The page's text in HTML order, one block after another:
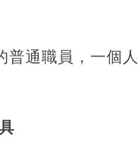
普通職員，一個